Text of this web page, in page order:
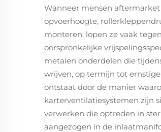
Wanneer mensen
opvoerhoogte,
monteren, lopen ze vaak
oorspronkelijke
metalen onderdelen die
wrijven, op termijn tot
ontstaat door de manier
karterventilatiesystemen zijn
verwerken die optreden in
aangezogen in de